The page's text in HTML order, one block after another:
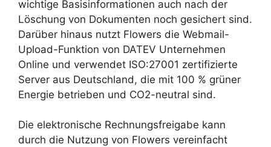
wichtige Basisinformationen auch nach der
Löschung von Dokumenten noch gesichert sind.
Darüber hinaus nutzt Flowers die Webmail-
Upload-Funktion von DATEV Unternehmen
Online und verwendet ISO:27001 zertifizierte
Server aus Deutschland, die mit 100 % grüner
Energie betrieben und CO2-neutral sind.
Die elektronische Rechnungsfreigabe kann
durch die Nutzung von Flowers vereinfacht